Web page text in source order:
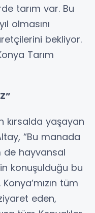
tarım var. Bu
olmasını
bekliyor.
Tarım
kırsalda yaşayan
“Bu manada
de hayvansal
konuşulduğu bu
tüm
eden,